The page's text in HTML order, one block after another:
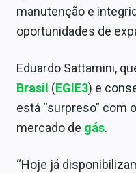
Contato
manutenção e
oportunidades de
Eduardo Sattamini,
Brasil (EGIE3) e
está “surpreso” com
mercado de gás.
“Hoje já